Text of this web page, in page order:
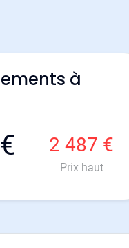
à
2 487 €
Prix haut